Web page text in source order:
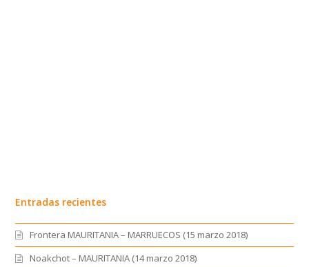
Entradas recientes
Frontera MAURITANIA – MARRUECOS (15 marzo 2018)
Noakchot – MAURITANIA (14 marzo 2018)